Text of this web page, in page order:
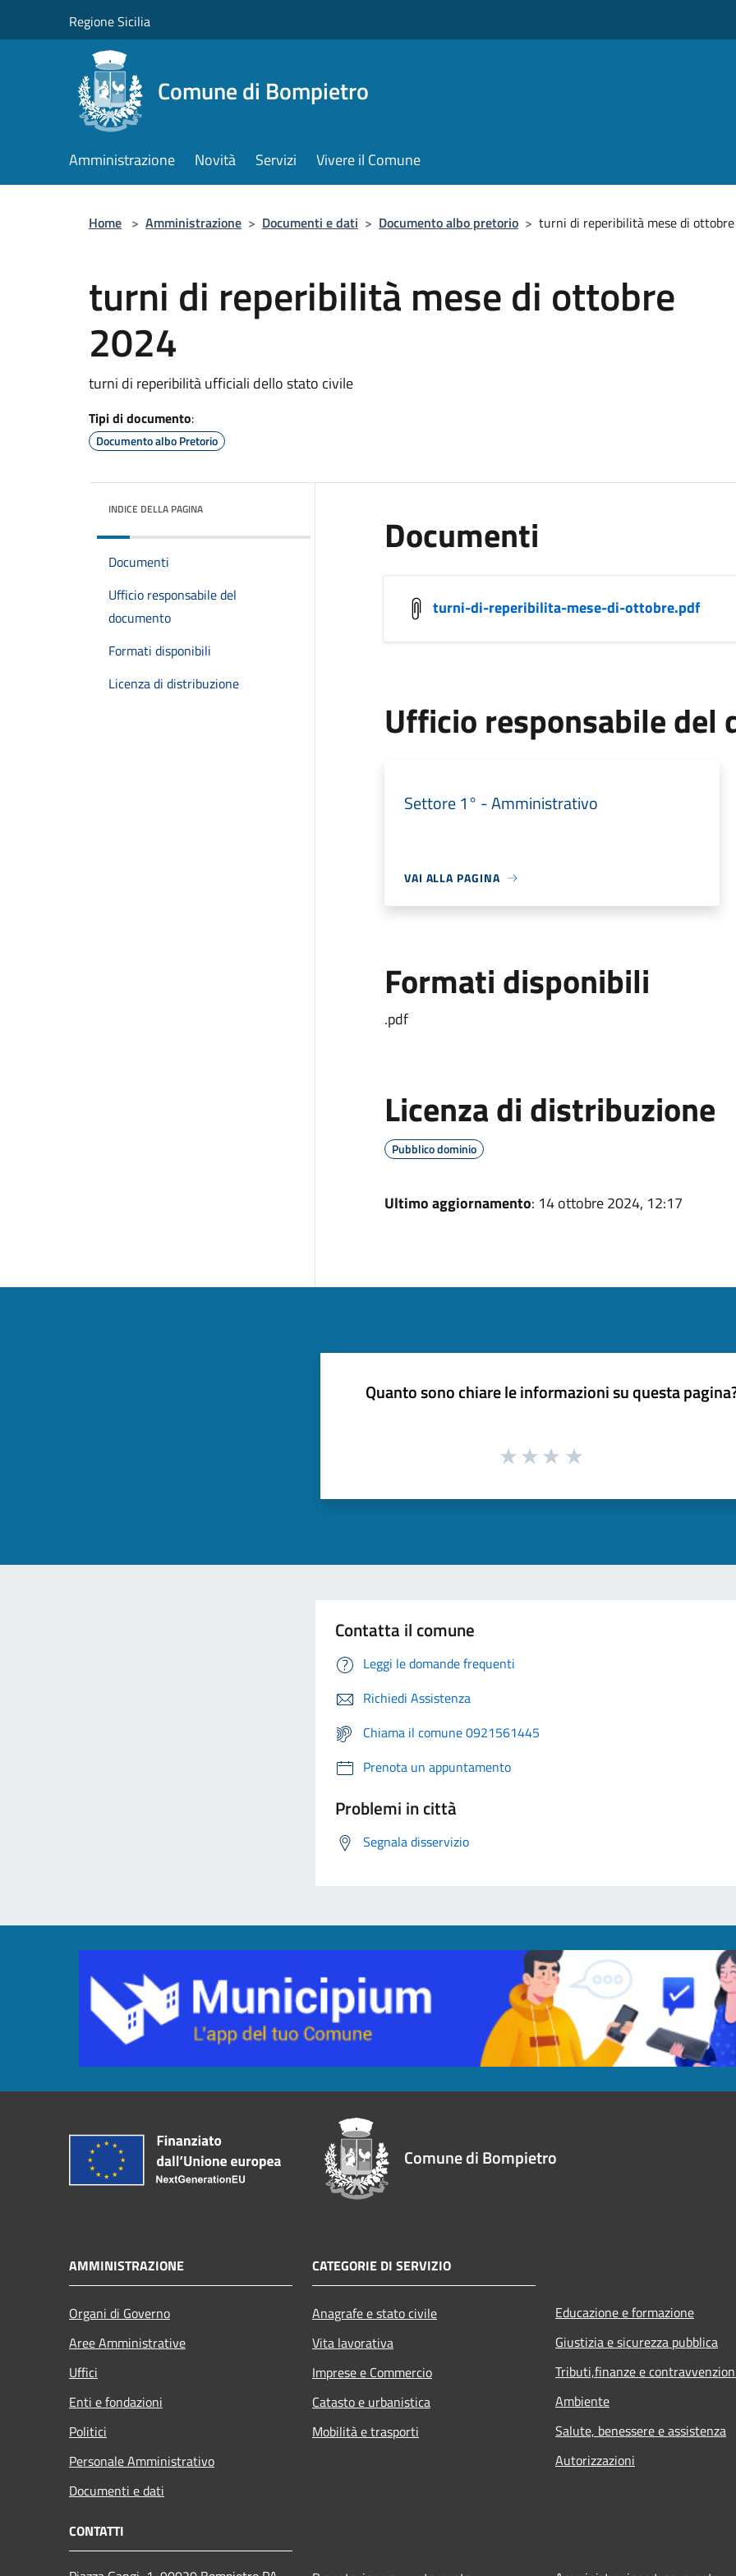
Regione Sicilia
Comune di Bompietro
Amministrazione Novità Servizi Vivere il Comune
Home > Amministrazione > Documenti e dati > Documento albo pretorio > turni di reperibilità mese di
turni di reperibilità mese di ottobre
2024
turni di reperibilità ufficiali dello stato civile
Tipi di documento:
Documento albo Pretorio
INDICE DELLA PAGINA
Documenti
Ufficio responsabile del
documento
Formati disponibili
Licenza di distribuzione
Documenti
turni-di-reperibilita-mese-di-ottobre.pdf
Ufficio responsabile del
Settore 1° - Amministrativo
VAI ALLA PAGINA
Formati disponibili
.pdf
Licenza di distribuzione
Pubblico dominio
Ultimo aggiornamento: 14 ottobre 2024, 12:17
Quanto sono chiare le informazioni su questa
Contatta il comune
Leggi le domande frequenti
Richiedi Assistenza
Chiama il comune 0921561445
Prenota un appuntamento
Problemi in città
Segnala disservizio
Comune di Bompietro
AMMINISTRAZIONE
Organi di Governo
Aree Amministrative
Uffici
Enti e fondazioni
Politici
Personale Amministrativo
Documenti e dati
CATEGORIE DI SERVIZIO
Anagrafe e stato civile
Vita lavorativa
Imprese e Commercio
Catasto e urbanistica
Mobilità e trasporti
Educazione e formazione
Giustizia e sicurezza pubblica
Tributi,finanze e
Ambiente
Salute, benessere e assistenza
Autorizzazioni
CONTATTI